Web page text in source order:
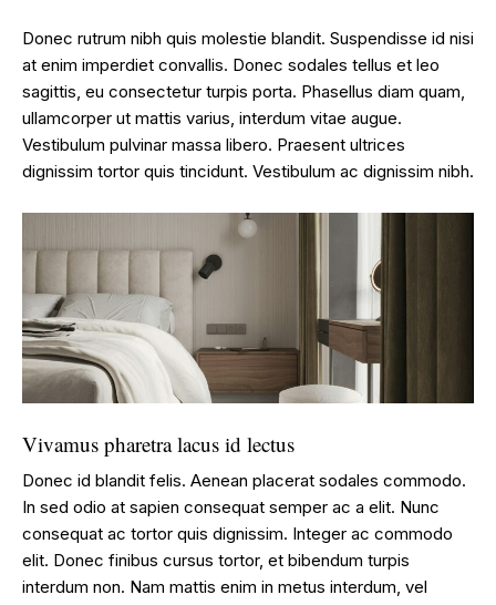
Donec rutrum nibh quis molestie blandit. Suspendisse id nisi
at enim imperdiet convallis. Donec sodales tellus et leo
sagittis, eu consectetur turpis porta. Phasellus diam quam,
ullamcorper ut mattis varius, interdum vitae augue.
Vestibulum pulvinar massa libero. Praesent ultrices
dignissim tortor quis tincidunt. Vestibulum ac dignissim nibh.
Vivamus pharetra lacus id lectus
Donec id blandit felis. Aenean placerat sodales commodo.
In sed odio at sapien consequat semper ac a elit. Nunc
consequat ac tortor quis dignissim. Integer ac commodo
elit. Donec finibus cursus tortor, et bibendum turpis
interdum non. Nam mattis enim in metus interdum, vel